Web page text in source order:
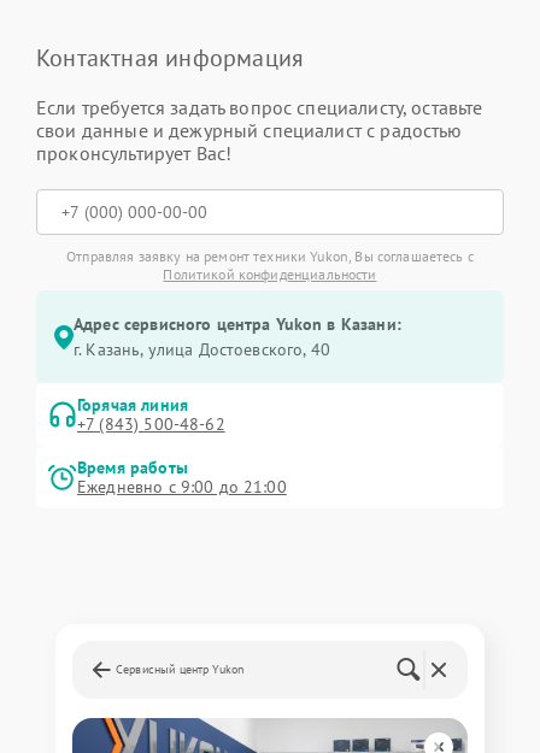
Контактная информация
Если требуется задать вопрос специалисту, оставьте
свои данные и дежурный специалист с радостью
проконсультирует Вас!
Отправляя заявку на ремонт техники Yukon, Вы соглашаетесь с
Политикой конфиденциальности
Адрес сервисного центра Yukon в Казани:
г. Казань, улица Достоевского, 40
Горячая линия
+7 (843) 500-48-62
Время работы
Ежедневно с 9:00 до 21:00
Сервисный центр Yukon